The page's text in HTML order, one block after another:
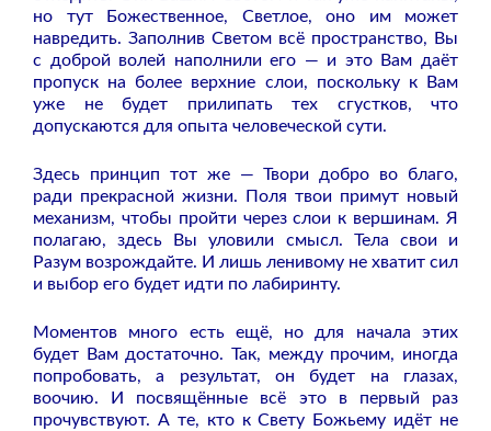
но тут Божественное, Светлое, оно им может
навредить. Заполнив Светом всё пространство, Вы
с доброй волей наполнили его — и это Вам даёт
пропуск на более верхние слои, поскольку к Вам
уже не будет прилипать тех сгустков, что
допускаются для опыта человеческой сути.
Здесь принцип тот же — Твори добро во благо,
ради прекрасной жизни. Поля твои примут новый
механизм, чтобы пройти через слои к вершинам. Я
полагаю, здесь Вы уловили смысл. Тела свои и
Разум возрождайте. И лишь ленивому не хватит сил
и выбор его будет идти по лабиринту.
Моментов много есть ещё, но для начала этих
будет Вам достаточно. Так, между прочим, иногда
попробовать, а результат, он будет на глазах,
воочию. И посвящённые всё это в первый раз
прочувствуют. А те, кто к Свету Божьему идёт не